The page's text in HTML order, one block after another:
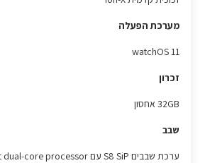
מערכת הפעלה
watchOS 11
זכרון
32GB אחסון
שבב